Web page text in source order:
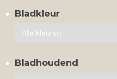
Bladkleur
Bladhoudend